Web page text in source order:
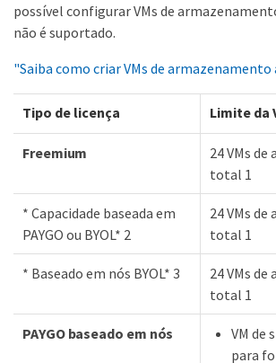
possível configurar VMs de
não é suportado.
"Saiba como criar VMs de armazenamento
Tipo de licença Limite da
Freemium
24 VMs
total 1
* Capacidade baseada em
PAYGO ou BYOL* 2
24 VMs
total 1
* Baseado em nós BYOL* 3
24 VMs
total 1
PAYGO baseado em nós
VM de
para